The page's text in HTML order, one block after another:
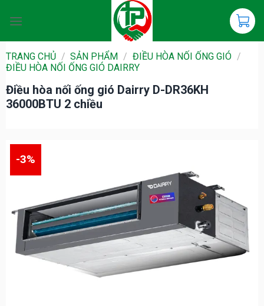
đến
dung
TRANG CHỦ / SẢN PHẨM / ĐIỀU HÒA NỐI ỐNG GIÓ /
ĐIỀU HÒA NỐI ỐNG GIÓ DAIRRY
Điều hòa nối ống gió Dairry D-DR36KH
36000BTU 2 chiều
-3%